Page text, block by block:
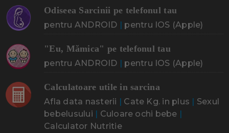
Odiseea Sarcinii pe telefonul tau
pentru ANDROID | pentru IOS (Apple)
"Eu, Mămica" pe telefonul tau
pentru ANDROID | pentru IOS (Apple)
Calculatoare utile in sarcina
Afla data nasterii | Cate Kg. in plus | Sexul
bebelusului | Culoare ochi bebe |
Calculator Nutritie